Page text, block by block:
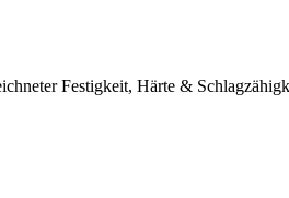
Festigkeit, Härte &